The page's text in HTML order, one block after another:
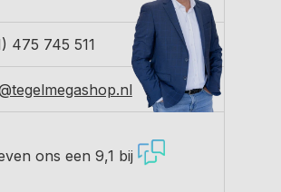
475 745 511
ons een 9,1 bij